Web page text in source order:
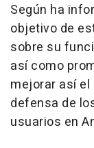
Según ha
objetivo de
sobre su
así como
mejorar así
defensa de
usuarios en